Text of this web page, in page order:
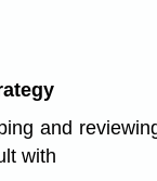
and
with